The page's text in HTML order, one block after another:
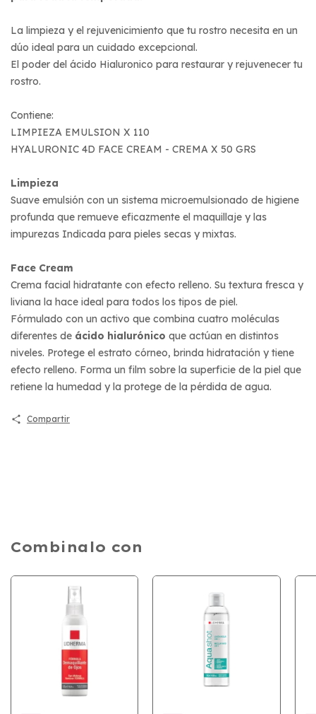
La limpieza y el rejuvenicimiento que tu rostro necesita en un
dúo ideal para un cuidado excepcional.
El poder del ácido Hialuronico para restaurar y rejuvenecer tu
rostro.
Contiene:
LIMPIEZA EMULSION X 110
HYALURONIC 4D FACE CREAM - CREMA X 50 GRS
Limpieza
Suave emulsión con un sistema microemulsionado de higiene
profunda que remueve eficazmente el maquillaje y las
impurezas Indicada para pieles secas y mixtas.
Face Cream
Crema facial hidratante con efecto relleno. Su textura fresca y
liviana la hace ideal para todos los tipos de piel.
Fórmulado con un activo que combina cuatro moléculas
diferentes de ácido hialurónico que actúan en distintos
niveles. Protege el estrato córneo, brinda hidratación y tiene
efecto relleno. Forma un film sobre la superficie de la piel que
retiene la humedad y la protege de la pérdida de agua.
Compartir
Combinalo con